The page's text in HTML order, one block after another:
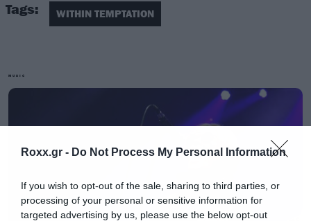
Roxx.gr - Do Not Process My Personal Information
If you wish to opt-out of the sale, sharing to third parties, or
processing of your personal or sensitive information for
targeted advertising by us, please use the below opt-out
το άλμπουμ.
Steverlinck και μπορείτε να το ακούσετε στο
βίντεο που ακολουθεί.
Tags: WITHIN TEMPTATION
MUSIC